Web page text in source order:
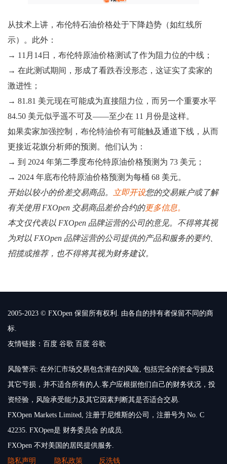
从技术上讲，布伦特石油价格处于下降趋势（如红线所
示）。此外：
→ 11月14日，布伦特原油价格测试了作为阻力位的中线；
→ 在此测试期间，形成了看跌吞没形态，这证实了卖家的
激进性；
→ 81.81 美元现在可能成为直接阻力位，而另一个重要水平
84.50 美元似乎遥不可及——至少在 11 月份是这样。
如果卖家加强控制，布伦特油价有可能触及通道下线，从而
更接近花旗分析师的预测。他们认为：
→ 到 2024 年第二季度布伦特原油价格预测为 73 美元；
→ 2024 年底布伦特原油价格预测为每桶 68 美元。
开始以较小的价差交易商品。
立即开设您的交易账户或了解
有关使用 FXOpen 交易商品差价合约的更多信息。
本文仅代表以 FXOpen 品牌运营的公司的意见。不得将其视
为对以 FXOpen 品牌运营的公司提供的产品和服务的要约、
招揽或推荐，也不得将其视为财务建议。
2005-2023 © FXOpen 保留所有权利. 由各自的持有者保留不同的商
标.
友情链接： 百度 谷歌 百度 谷歌
风险警示: 在外汇市场交易包含潜在的风险, 包括完全的资金亏损及
其它亏损，并不适合所有的人.客户应根据他们自己的财务状况，投
资经验，风险承受能力及其它因素判断其是否适合交易.
FXOpen Markets Limited, 注册于尼维斯的公司，注册号为 No. C
42235. FXOpen是 财务委员会 的成员.
FXOpen 不对美国的居民提供服务.
隐私声明
隐私政策 反洗钱